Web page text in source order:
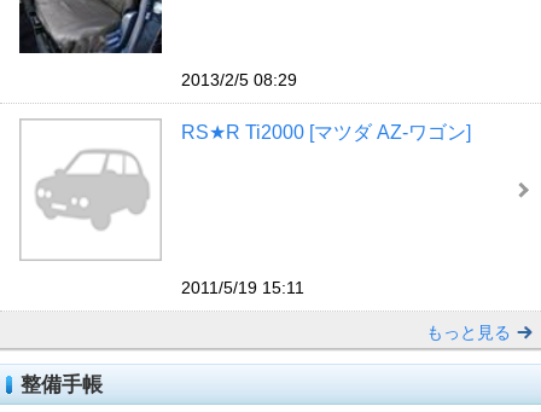
2013/2/5 08:29
RS★R Ti2000 [マツダ AZ-ワゴン]
2011/5/19 15:11
もっと見る
整備手帳